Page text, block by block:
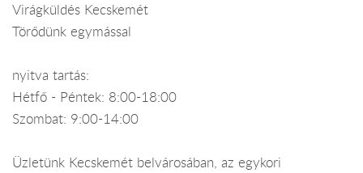
Virágküldés Kecskemét
Törődünk egymással
nyitva tartás:
Hétfő - Péntek: 8:00-18:00
Szombat: 9:00-14:00
Üzletünk Kecskemét belvárosában, az egykori